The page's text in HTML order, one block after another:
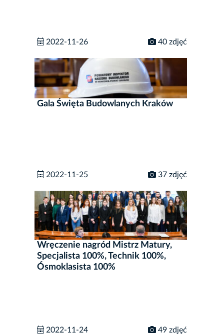
2022-11-26 40 zdjęć
Gala Święta Budowlanych Kraków
2022-11-25 37 zdjęć
Wręczenie nagród Mistrz Matury,
Specjalista 100%, Technik 100%,
Ósmoklasista 100%
2022-11-24 49 zdjęć